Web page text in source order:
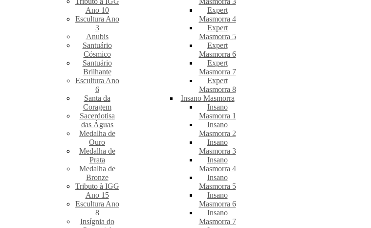
Ano 10
Escultura Ano
3
Anubis
Santuário
Cósmico
Santuário
Brilhante
Escultura Ano
6
Santa da
Coragem
Sacerdotisa
das Águas
Medalha de
Ouro
Medalha de
Prata
Medalha de
Bronze
Tributo à IGG
Ano 15
Escultura Ano
8
Insígnia do
Expert
Masmorra 4
Expert
Masmorra 5
Expert
Masmorra 6
Expert
Masmorra 7
Expert
Masmorra 8
Insano Masmorra
Insano
Masmorra 1
Insano
Masmorra 2
Insano
Masmorra 3
Insano
Masmorra 4
Insano
Masmorra 5
Insano
Masmorra 6
Insano
Masmorra 7